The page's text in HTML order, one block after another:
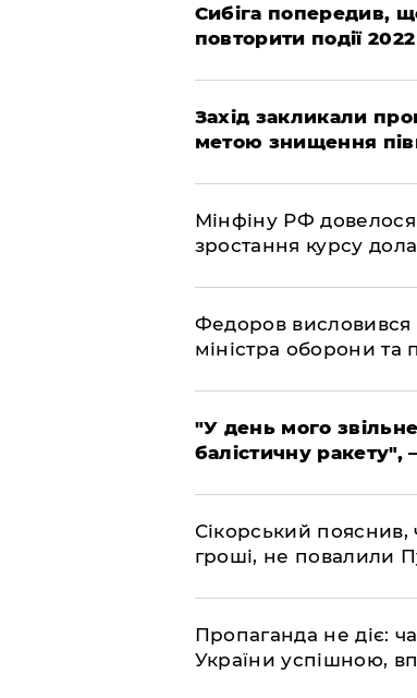
Сибіга попередив,
повторити події
​Захід закликали
метою знищення
​Мінфіну РФ
зростання курсу
​Федоров
міністра оборони та
​"У день мого
балістичну
​Сікорський пояснив,
гроші, не повалили
​Пропаганда не діє:
України успішною,